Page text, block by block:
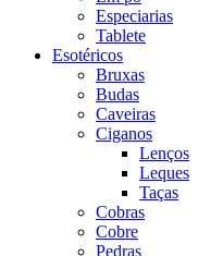
Especiarias
Tablete
Esotéricos
Bruxas
Budas
Caveiras
Ciganos
Lenços
Leques
Taças
Cobras
Cobre
Pedras